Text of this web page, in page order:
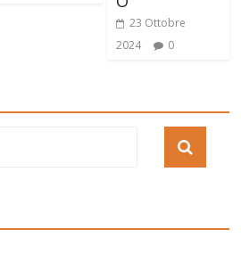
23 Ottobre
2024
0